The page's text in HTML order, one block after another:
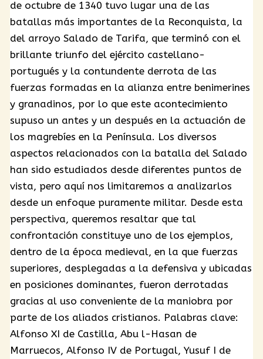
de octubre de 1340 tuvo lugar una de las
batallas más importantes de la Reconquista, la
del arroyo Salado de Tarifa, que terminó con el
brillante triunfo del ejército castellano-
portugués y la contundente derrota de las
fuerzas formadas en la alianza entre benimerines
y granadinos, por lo que este acontecimiento
supuso un antes y un después en la actuación de
los magrebíes en la Península. Los diversos
aspectos relacionados con la batalla del Salado
han sido estudiados desde diferentes puntos de
vista, pero aquí nos limitaremos a analizarlos
desde un enfoque puramente militar. Desde esta
perspectiva, queremos resaltar que tal
confrontación constituye uno de los ejemplos,
dentro de la época medieval, en la que fuerzas
superiores, desplegadas a la defensiva y ubicadas
en posiciones dominantes, fueron derrotadas
gracias al uso conveniente de la maniobra por
parte de los aliados cristianos. Palabras clave:
Alfonso XI de Castilla, Abu l-Hasan de
Marruecos, Alfonso IV de Portugal, Yusuf I de